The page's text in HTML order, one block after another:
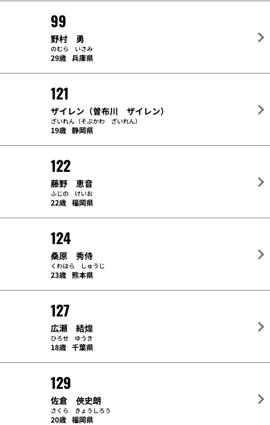
99
野村 勇
のむら いさみ
29歳 兵庫県
121
ザイレン（曽布川 ザイレン）
ざいれん（そぶかわ ざいれん）
19歳 静岡県
122
藤野 恵音
ふじの けいお
22歳 福岡県
124
桑原 秀侍
くわはら しゅうじ
23歳 熊本県
127
広瀬 結煌
ひろせ ゆうき
18歳 千葉県
129
佐倉 俠史朗
さくら きょうしろう
20歳 福岡県